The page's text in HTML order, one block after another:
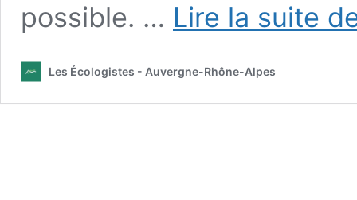
possible. … Lire la suite
Les Écologistes - Auvergne-Rhône-Alpes